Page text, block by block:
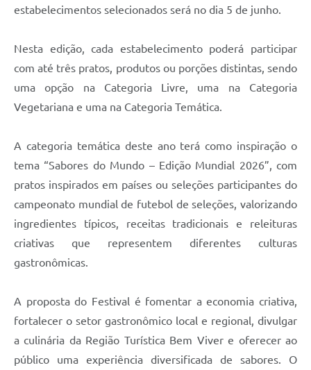
estabelecimentos selecionados será no dia 5 de junho.
Nesta edição, cada estabelecimento poderá participar
com até três pratos, produtos ou porções distintas, sendo
uma opção na Categoria Livre, uma na Categoria
Vegetariana e uma na Categoria Temática.
A categoria temática deste ano terá como inspiração o
tema “Sabores do Mundo – Edição Mundial 2026”, com
pratos inspirados em países ou seleções participantes do
campeonato mundial de futebol de seleções, valorizando
ingredientes típicos, receitas tradicionais e releituras
criativas que representem diferentes culturas
gastronômicas.
A proposta do Festival é fomentar a economia criativa,
fortalecer o setor gastronômico local e regional, divulgar
a culinária da Região Turística Bem Viver e oferecer ao
público uma experiência diversificada de sabores. O